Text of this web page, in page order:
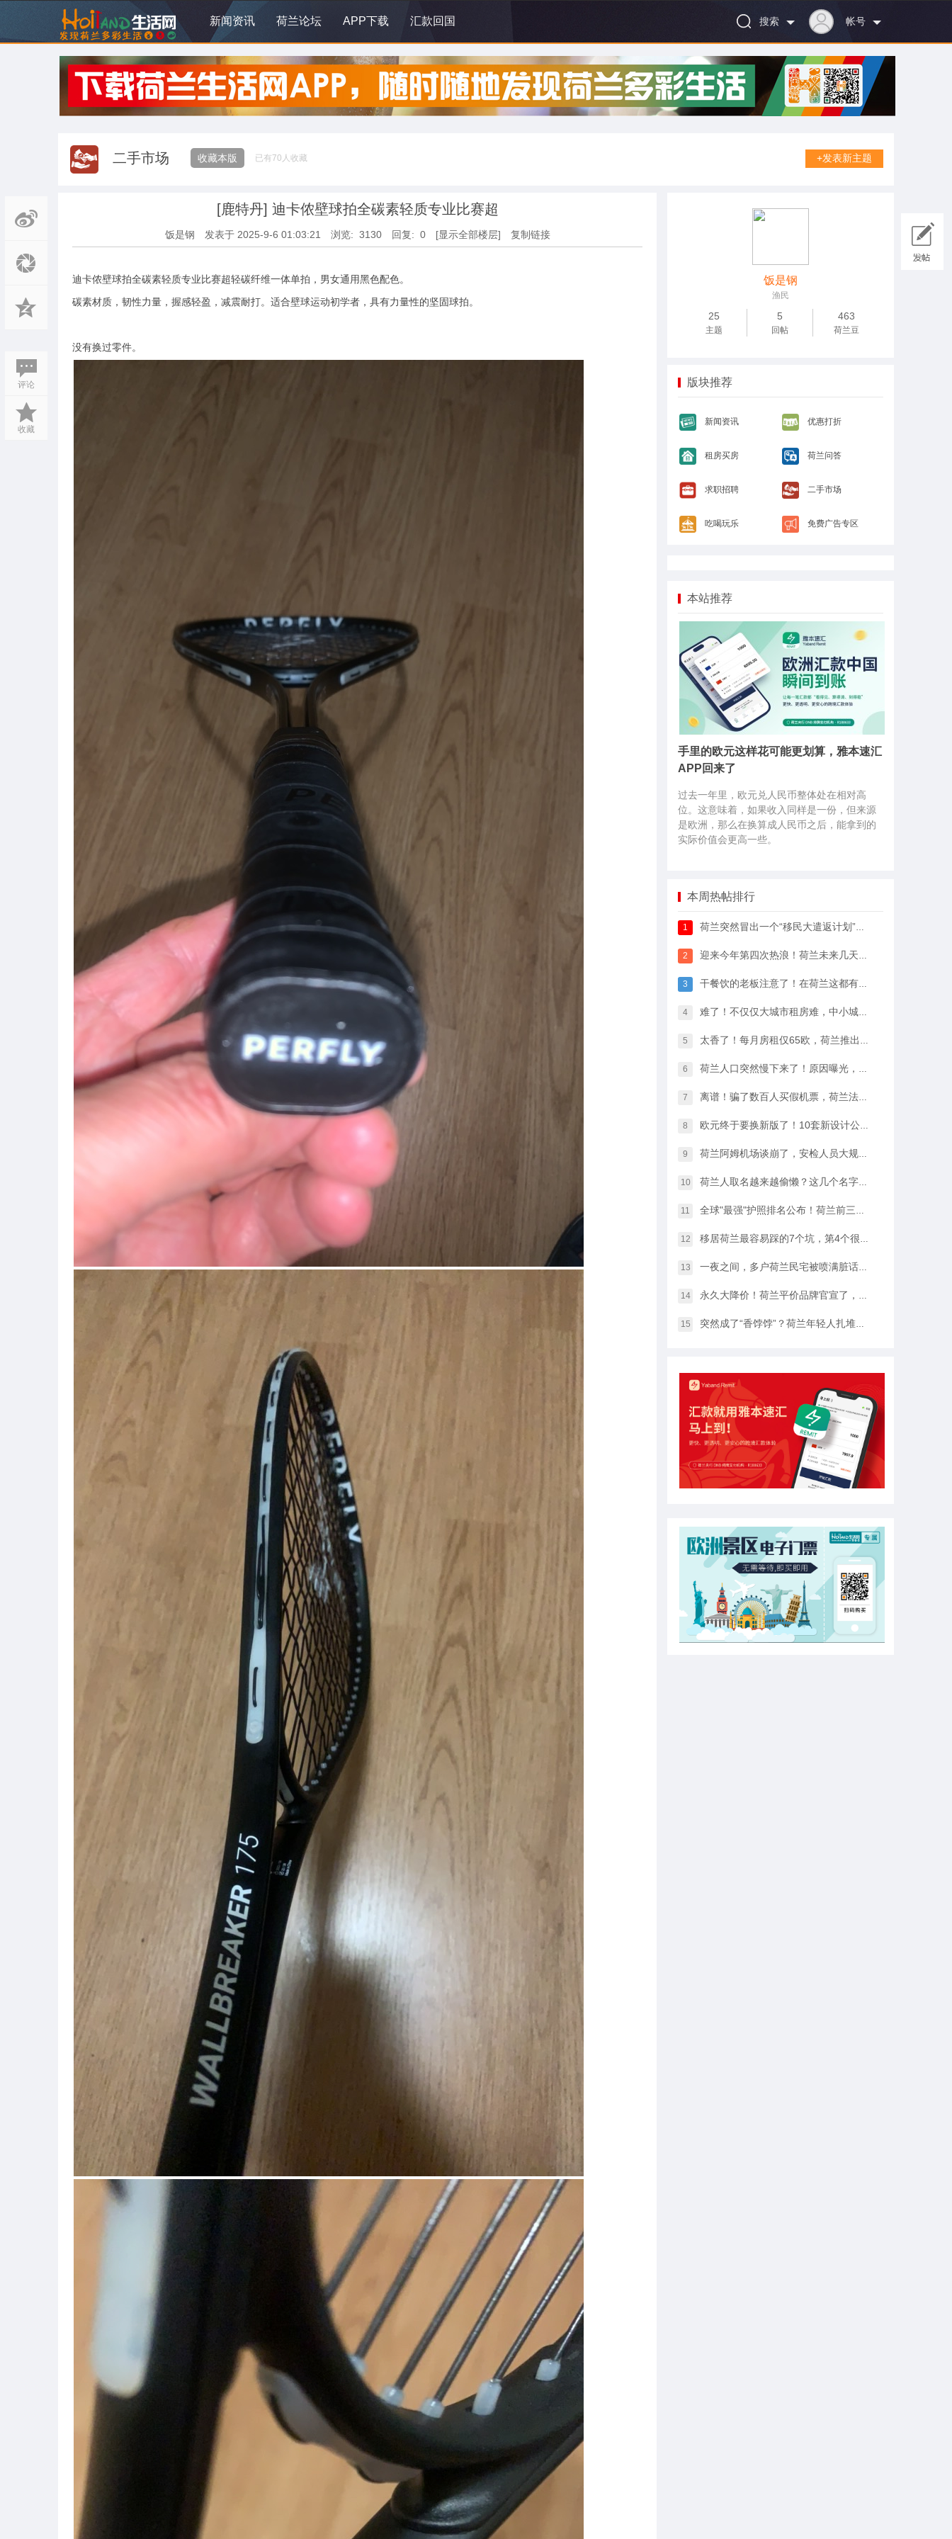
新闻资讯 荷兰论坛 APP下载 汇款回国 帐号
搜索
二手市场 收藏本版 已有70 人收藏 +发表新主题
评论
收藏
[鹿特丹] 迪卡侬壁球拍全碳素轻质专业比赛超
饭是钢 发表于 2025-9-6 01:03:21 浏览: 3130 回复: 0 [显示全部楼层] 复制链接
迪卡侬壁球拍全碳素轻质专业比赛超轻碳纤维一体单拍，男女通用黑色配色。
碳素材质，韧性力量，握感轻盈，减震耐打。适合壁球运动初学者，具有力量性的坚固球拍。
没有换过零件。
饭是钢
渔民
25
主题
5
回帖
463
荷兰豆
版块推荐
新闻资讯 优惠打折
租房买房 荷兰问答
求职招聘 二手市场
吃喝玩乐 免费广告专区
本站推荐
手里的欧元这样花可能更划算，雅本速汇
APP回来了
过去一年里，欧元兑人民币整体处在相对高
位。这意味着，如果收入同样是一份，但来源
是欧洲，那么在换算成人民币之后，能拿到的
实际价值会更高一些。
本周热帖排行
1 荷兰突然冒出一个“移民大遣返计划”，64万人已经签字支持
2 迎来今年第四次热浪！荷兰未来几天最高33℃，八月中开始…
3 干餐饮的老板注意了！在荷兰这都有人偷，全过程很淡定
4 难了！不仅仅大城市租房难，中小城市的房租开始暴涨
5 太香了！每月房租仅65欧，荷兰推出学生住宿优惠福利…
6 荷兰人口突然慢下来了！原因曝光，不是因为没人生孩子
7 离谱！骗了数百人买假机票，荷兰法院竟然没判他坐牢
8 欧元终于要换新版了！10套新设计公布，你最喜欢哪一款？
9 荷兰阿姆机场谈崩了，安检人员大规模停工越来越近…
10 荷兰人取名越来越偷懒？这几个名字几乎满大街都是
11 全球"最强"护照排名公布！荷兰前三，中国护照进步很大
12 移居荷兰最容易踩的7个坑，第4个很多人都会中招…
13 一夜之间，多户荷兰民宅被喷满脏话，只因支持难民…
14 永久大降价！荷兰平价品牌官宣了，将硬扛Temu和SHEIN
15 突然成了“香饽饽”？荷兰年轻人扎堆当老师，发生了什么？